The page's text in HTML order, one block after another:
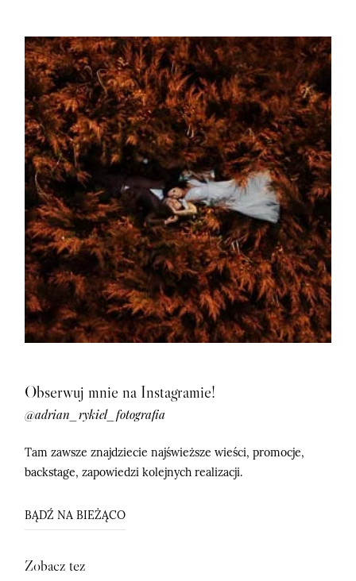
Obserwuj mnie na Instagramie!
@adrian_rykiel_fotografia
Tam zawsze znajdziecie najświeższe wieści, promocje,
backstage, zapowiedzi kolejnych realizacji.
BĄDŹ NA BIEŻĄCO
Zobacz tez